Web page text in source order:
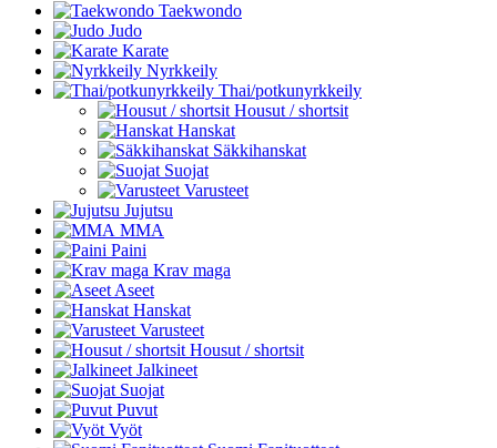
Taekwondo
Judo
Karate
Nyrkkeily
Thai/potkunyrkkeily
Housut / shortsit
Hanskat
Säkkihanskat
Suojat
Varusteet
Jujutsu
MMA
Paini
Krav maga
Aseet
Hanskat
Varusteet
Housut / shortsit
Jalkineet
Suojat
Puvut
Vyöt